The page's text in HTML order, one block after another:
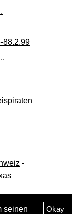
88.2.99
-
Okay
seinen